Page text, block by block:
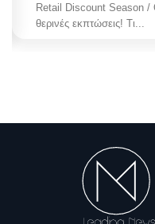
Retail Discount Season /
θερινές εκπτώσεις! Τι...